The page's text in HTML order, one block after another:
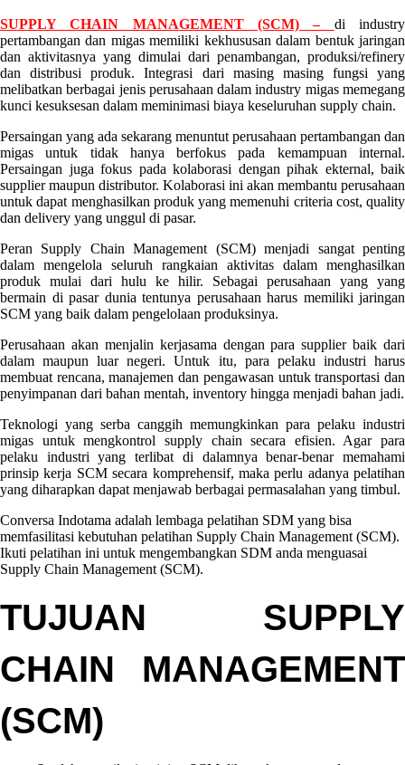
29
June
2022 7
September
2022
Conversa
Indotama
no
comment
on
PELATIHAN
SUPPLY
CHAIN
(SCM)
FOR
MINING
AND
OIL
&
INDUSTRY
SUPPLY CHAIN MANAGEMENT (SCM) – di industry
pertambangan dan migas memiliki kekhususan dalam bentuk jaringan
dan aktivitasnya yang dimulai dari penambangan, produksi/refinery
dan distribusi produk. Integrasi dari masing masing fungsi yang
melibatkan berbagai jenis perusahaan dalam industry migas memegang
kunci kesuksesan dalam meminimasi biaya keseluruhan supply chain.
Persaingan yang ada sekarang menuntut perusahaan pertambangan dan
migas untuk tidak hanya berfokus pada kemampuan internal.
Persaingan juga fokus pada kolaborasi dengan pihak ekternal, baik
supplier maupun distributor. Kolaborasi ini akan membantu perusahaan
untuk dapat menghasilkan produk yang memenuhi criteria cost, quality
dan delivery yang unggul di pasar.
Peran Supply Chain Management (SCM) menjadi sangat penting
dalam mengelola seluruh rangkaian aktivitas dalam menghasilkan
produk mulai dari hulu ke hilir. Sebagai perusahaan yang yang
bermain di pasar dunia tentunya perusahaan harus memiliki jaringan
SCM yang baik dalam pengelolaan produksinya.
Perusahaan akan menjalin kerjasama dengan para supplier baik dari
dalam maupun luar negeri. Untuk itu, para pelaku industri harus
membuat rencana, manajemen dan pengawasan untuk transportasi dan
penyimpanan dari bahan mentah, inventory hingga menjadi bahan jadi.
Teknologi yang serba canggih memungkinkan para pelaku industri
migas untuk mengkontrol supply chain secara efisien. Agar para
pelaku industri yang terlibat di dalamnya benar-benar memahami
prinsip kerja SCM secara komprehensif, maka perlu adanya pelatihan
yang diharapkan dapat menjawab berbagai permasalahan yang timbul.
Conversa Indotama adalah lembaga pelatihan SDM yang bisa
memfasilitasi kebutuhan pelatihan Supply Chain Management (SCM).
Ikuti pelatihan ini untuk mengembangkan SDM anda menguasai
Supply Chain Management (SCM).
TUJUAN SUPPLY
CHAIN MANAGEMENT
(SCM)